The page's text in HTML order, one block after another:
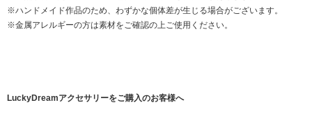
※ハンドメイド作品のため、わずかな個体差が生じる場合がございます。
※金属アレルギーの方は素材をご確認の上ご使用ください。
LuckyDreamアクセサリーをご購入のお客様へ